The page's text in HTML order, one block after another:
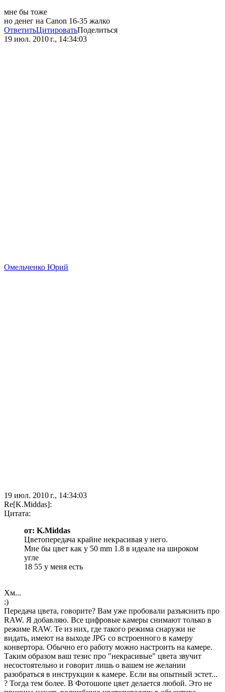
мне бы тоже
но денег на Canon 16-35 жалко
ОтветитьЦитироватьПоделиться
19 июл. 2010 г., 14:34:03
Омельченко Юрий
19 июл. 2010 г., 14:34:03
Re[K.Middas]:
Цитата:
от: K.Middas
Цветопередача крайне некрасивая у него.
Мне бы цвет как у 50 mm 1.8 в идеале на широком
угле
18 55 у меня есть
Хм...
:)
Передача цвета, говорите? Вам уже пробовали разъяснить про
RAW. Я добавляю. Все цифровые камеры снимают только в
режиме RAW. Те из них, где такого режима снаружи не
видать, имеют на выходе JPG cо встроенного в камеру
конвертора. Обычно его работу можно настроить на камере.
Таким образом ваш тезис про "некрасивые" цвета звучит
несостоятельно и говорит лишь о вашем не желании
разобраться в инструкции к камере. Если вы опытный эстет...
? Тогда тем более. В Фотошопе цвет делается любой. Это не